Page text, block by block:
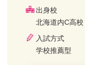
出身校
北海道内C高校
入試方式
学校推薦型